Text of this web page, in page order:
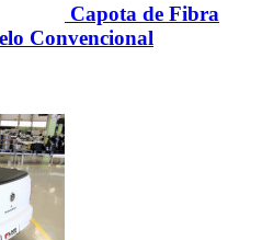
Capota de Fibra
Convencional